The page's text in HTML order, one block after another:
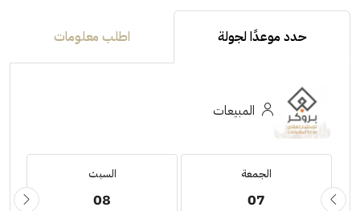
حدد موعدًا لجولة اطلب معلومات
المبيعات
الجمعة
07
السبت
08